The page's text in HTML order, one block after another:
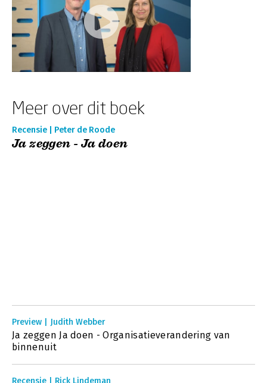
Meer over dit boek
Recensie | Peter de Roode
Ja zeggen - Ja doen
Preview | Judith Webber
Ja zeggen Ja doen - Organisatieverandering van
binnenuit
Recensie | Rick Lindeman